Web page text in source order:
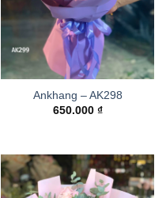
Ankhang – AK298
650.000 ₫